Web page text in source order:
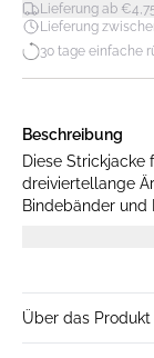
Lieferung ab
Lieferung
30 tage einfache
Beschreibung
Diese Strickjacke
dreiviertellange
Bindebänder
Tragekomfort
Über das Produkt